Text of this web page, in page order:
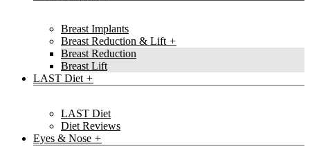
Breast Implants
Breast Reduction & Lift
Breast Reduction
Breast Lift
LAST Diet
LAST Diet
Diet Reviews
Eyes & Nose